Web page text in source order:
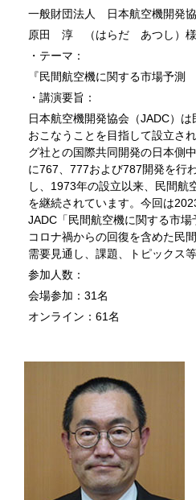
一般財団法人 日本航空機開発
原田 淳 （はらだ あつし）様
・テーマ：
『民間航空機に関する市場予測
・講演要旨：
日本航空機開発協会（JADC）
おこなうことを目指して設立さ
グ社との国際共同開発の日本側
に767、777および787開発を行
し、1973年の設立以来、民間航
を継続されています。今回は
JADC「民間航空機に関する市場
コロナ禍からの回復を含めた民
需要見通し、課題、トピックス
参加人数：
会場参加：31名
オンライン：61名